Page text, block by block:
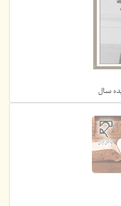
سال